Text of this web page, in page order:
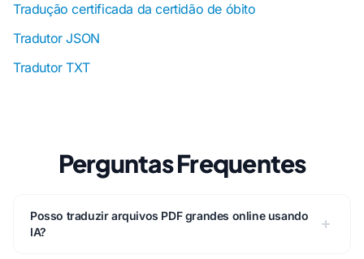
Tradução certificada da certidão de óbito
Tradutor JSON
Tradutor TXT
Perguntas Frequentes
Posso traduzir arquivos PDF grandes online usando
IA?